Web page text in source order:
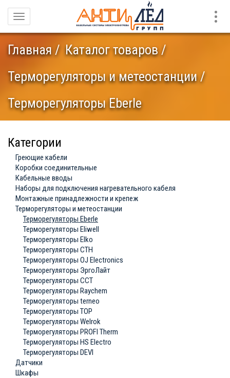
Навигация
Главная
Каталог товаров
Терморегуляторы и метеостанции
Терморегуляторы Eberle
Категории
Греющие кабели
Коробки соединительные
Кабельные вводы
Наборы для подключения нагревательного кабеля
Монтажные принадлежности и крепеж
Терморегуляторы и метеостанции
Терморегуляторы Eberle
Терморегуляторы Eliwell
Терморегуляторы Elko
Терморегуляторы СТН
Терморегуляторы OJ Electronics
Терморегуляторы ЭргоЛайт
Терморегуляторы ССТ
Терморегуляторы Raychem
Терморегуляторы terneo
Терморегуляторы ТОР
Терморегуляторы Welrok
Терморегуляторы PROFI Therm
Терморегуляторы HS Electro
Терморегуляторы DEVI
Датчики
Шкафы